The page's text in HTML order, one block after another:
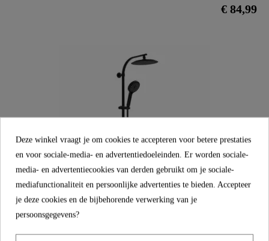
€ 84,99
Deze winkel vraagt je om cookies te accepteren voor betere prestaties
en voor sociale-media- en advertentiedoeleinden. Er worden sociale-
media- en advertentiecookies van derden gebruikt om je sociale-
mediafunctionaliteit en persoonlijke advertenties te bieden. Accepteer
je deze cookies en de bijbehorende verwerking van je
persoonsgegevens?